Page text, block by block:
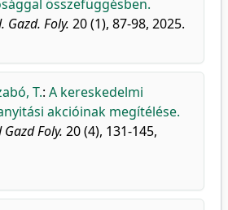
összefüggésben.
Gazd. Foly. 20 (1), 87-98, 2025.
T.: A kereskedelmi
akcióinak megítélése.
Foly. 20 (4), 131-145,